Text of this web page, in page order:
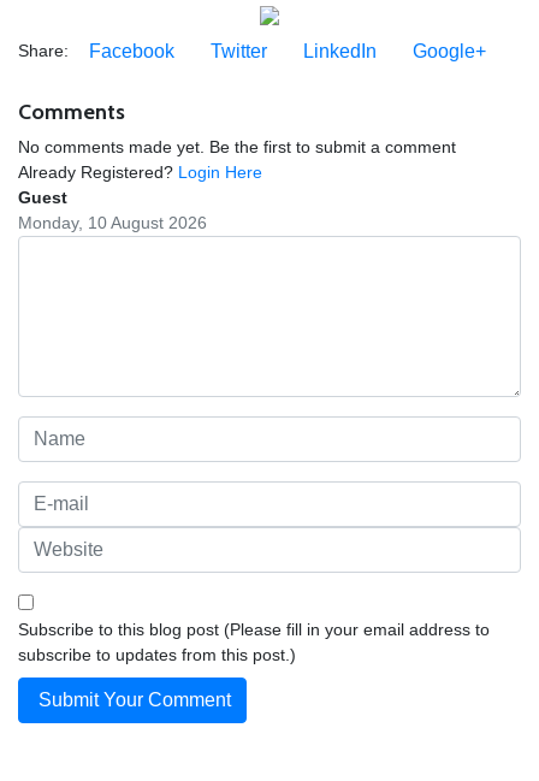
Share: Facebook Twitter LinkedIn Google+
Comments
No comments made yet. Be the first to submit a comment
Already Registered? Login Here
Guest
Monday, 10 August 2026
Subscribe to this blog post (Please fill in your email address to
subscribe to updates from this post.)
Submit Your Comment